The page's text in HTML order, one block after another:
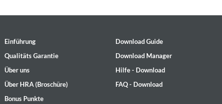
Einführung
Qualitäts Garantie
Über uns
Über HRA (Broschüre)
Bonus Punkte
Download Guide
Download Manager
Hilfe - Download
FAQ - Download